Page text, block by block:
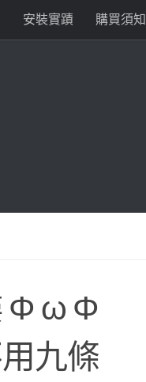
安裝實蹟 購買須知
Φ ω Φ
九條